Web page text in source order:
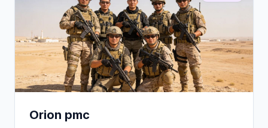
Orion pmc